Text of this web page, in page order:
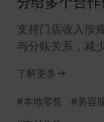
支持门店收入按
与分账关系，减
了解更多
#本地零售 #美容